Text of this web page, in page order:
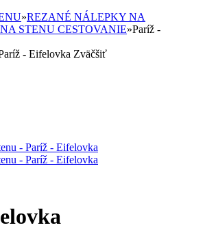
»REZANÉ NÁLEPKY NA
STENU CESTOVANIE»Paríž -
Zväčšiť